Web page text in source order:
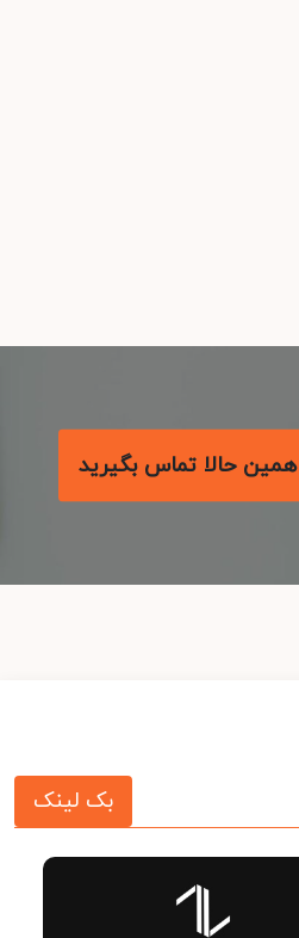
همین حالا تماس بگیرید
بک لینک